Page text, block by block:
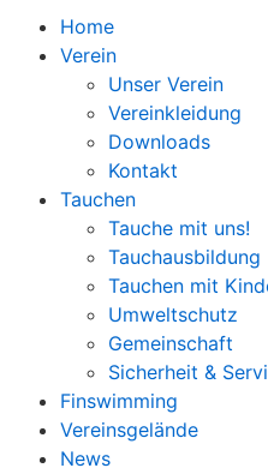
Home
Verein
Unser Verein
Vereinkleidung
Downloads
Kontakt
Tauchen
Tauche mit uns!
Tauchausbildung
Tauchen mit
Umweltschutz
Gemeinschaft
Sicherheit &
Finswimming
Vereinsgelände
News